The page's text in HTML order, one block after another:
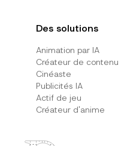
Des solutions
Animation par IA
Créateur de contenu
Cinéaste
Publicités IA
Actif de jeu
Créateur d'anime